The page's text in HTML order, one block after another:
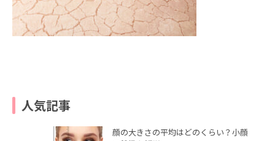
人気記事
顔の大きさの平均はどのくらい？小顔